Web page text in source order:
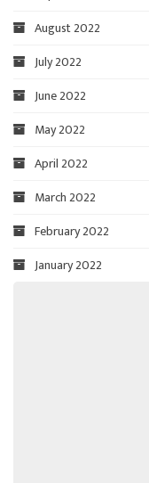
August 2022
July 2022
June 2022
May 2022
April 2022
March 2022
February 2022
January 2022